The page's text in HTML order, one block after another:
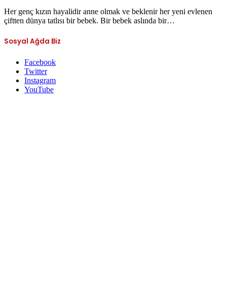
Her genç kızın hayalidir anne olmak ve beklenir her yeni evlenen
çiftten dünya tatlısı bir bebek. Bir bebek aslında bir…
Sosyal Ağda Biz
Facebook
Twitter
Instagram
YouTube